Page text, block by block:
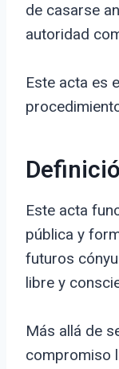
de casarse
autoridad
Este acta es
Este acta
pública y
futuros
libre y
Más allá de
compromiso